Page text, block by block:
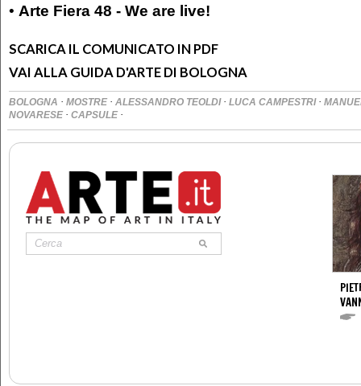
• Arte Fiera 48 - We are live!
SCARICA IL COMUNICATO IN PDF
VAI ALLA GUIDA D'ARTE DI BOLOGNA
BOLOGNA · MOSTRE · ALESSANDRO TEOLDI · LUCA CAMPESTRI ·
NOVARESE · CAPSULE ·